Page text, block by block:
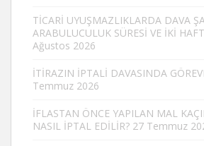
TİCARİ UYUŞMAZLIKLARDA DAVA
ARABULUCULUK SÜRESİ VE İKİ
Ağustos 2026
İTİRAZIN İPTALİ DAVASINDA
Temmuz 2026
İFLASTAN ÖNCE YAPILAN MAL
NASIL İPTAL EDİLİR? 27 Temmuz